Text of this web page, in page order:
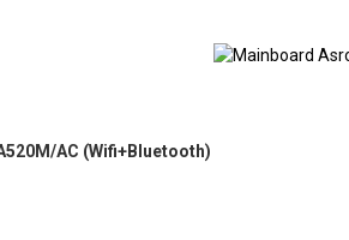
AC (Wifi+Bluetooth)